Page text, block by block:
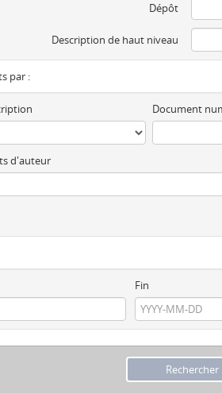
Dépôt
Description de haut niveau
par :
Document
d'auteur
Fin